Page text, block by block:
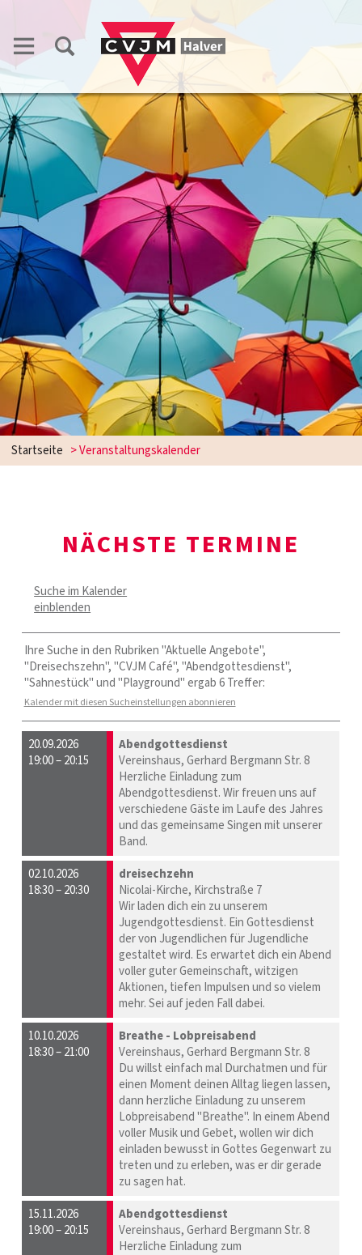
Startseite > Veranstaltungskalender
NÄCHSTE TERMINE
Suche im Kalender
einblenden
Ihre Suche in den Rubriken "Aktuelle Angebote",
"Dreisechszehn", "CVJM Café", "Abendgottesdienst",
"Sahnestück" und "Playground" ergab 6 Treffer:
Kalender mit diesen Sucheinstellungen abonnieren
20.09.2026
19:00 – 20:15
Abendgottesdienst
Vereinshaus, Gerhard Bergmann Str. 8
Herzliche Einladung zum
Abendgottesdienst. Wir freuen uns auf
verschiedene Gäste im Laufe des Jahres
und das gemeinsame Singen mit unserer
Band.
02.10.2026
18:30 – 20:30
dreisechzehn
Nicolai-Kirche, Kirchstraße 7
Wir laden dich ein zu unserem
Jugendgottesdienst. Ein Gottesdienst
der von Jugendlichen für Jugendliche
gestaltet wird. Es erwartet dich ein Abend
voller guter Gemeinschaft, witzigen
Aktionen, tiefen Impulsen und so vielem
mehr. Sei auf jeden Fall dabei.
10.10.2026
18:30 – 21:00
Breathe - Lobpreisabend
Vereinshaus, Gerhard Bergmann Str. 8
Du willst einfach mal Durchatmen und für
einen Moment deinen Alltag liegen lassen,
dann herzliche Einladung zu unserem
Lobpreisabend "Breathe". In einem Abend
voller Musik und Gebet, wollen wir dich
einladen bewusst in Gottes Gegenwart zu
treten und zu erleben, was er dir gerade
zu sagen hat.
15.11.2026
19:00 – 20:15
Abendgottesdienst
Vereinshaus, Gerhard Bergmann Str. 8
Herzliche Einladung zum